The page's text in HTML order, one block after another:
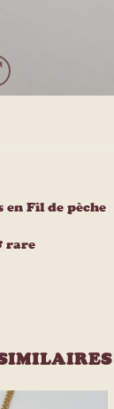
en Fil de pèche
rare